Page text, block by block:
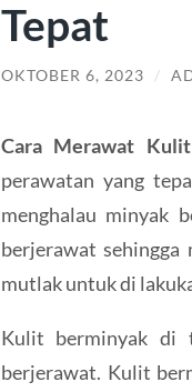
Tepat
OKTOBER 6, 2023 /
Cara Merawat
perawatan yang
menghalau minyak
berjerawat
mutlak untuk di
Kulit berminyak di
berjerawat. Kulit